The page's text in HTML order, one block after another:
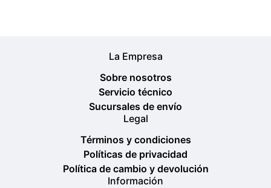
La Empresa
Sobre nosotros
Servicio técnico
Sucursales de envío
Legal
Términos y condiciones
Políticas de privacidad
Política de cambio y devolución
Información